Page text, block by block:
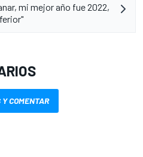
mi mejor año fue 2022,
Y COMENTAR